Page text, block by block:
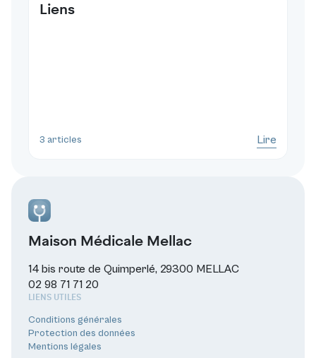
Liens
3 articles Lire
Maison Médicale Mellac
14 bis route de Quimperlé, 29300 MELLAC
02 98 71 71 20
LIENS UTILES
Conditions générales
Protection des données
Mentions légales